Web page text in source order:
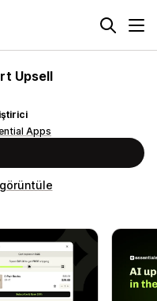
Upsell
Apps